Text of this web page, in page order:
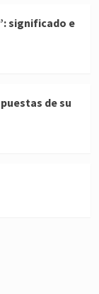
significado e
de su